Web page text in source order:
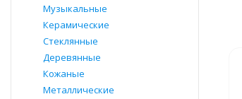
Музыкальные
Керамические
Стеклянные
Деревянные
Кожаные
Металлические